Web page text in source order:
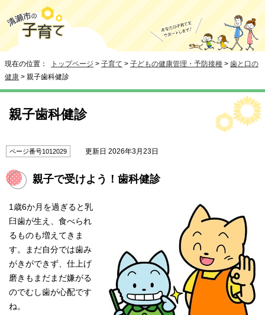
現在の位置： トップページ > 子育て > 子どもの健康管理・予防接種 > 歯と口の
健康 > 親子歯科健診
親子歯科健診
ページ番号1012029 更新日 2026年3月23日
親子で受けよう！歯科健診
1歳6か月を過ぎると乳
臼歯が生え、食べられ
るものも増えてきま
す。まだ自分では歯み
がきができず、仕上げ
磨きもまだまだ嫌がる
のでむし歯が心配です
ね。